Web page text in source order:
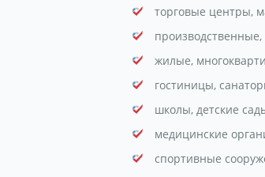
торговые центры,
жилые,
гостиницы,
школы, детские
медицинские
спортивные